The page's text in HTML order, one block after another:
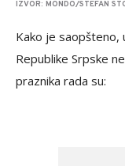
IZVOR: MONDO/STEFAN
Kako je saopšteno,
Republike Srpske
praznika rada su: